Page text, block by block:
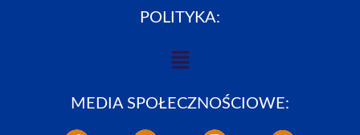
POLITYKA:
MEDIA SPOŁECZNOŚCIOWE: